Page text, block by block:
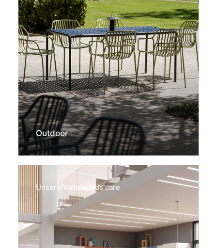
Outdoor
Unsere Welten hds care